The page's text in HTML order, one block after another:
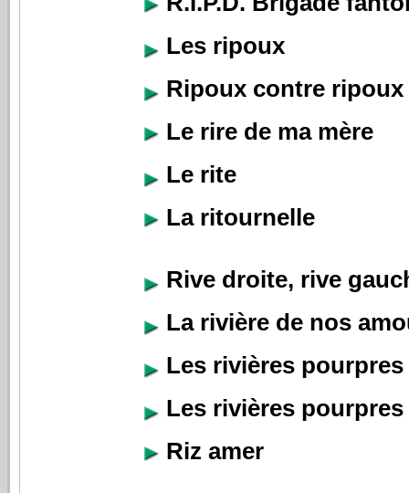
Les ripoux
Ripoux contre ripoux
Le rire de ma mère
Le rite
La ritournelle
Rive droite, rive
La rivière de nos
Les rivières pourpres
Les rivières pourpres
Riz amer